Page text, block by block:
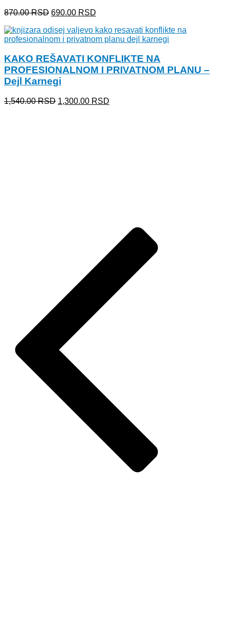
870.00RSD Originalna
je
bila:
690.00 RSD
je:
690.00 RSD.
KAKO REŠAVATI KONFLIKTE NA
PROFESIONALNOM I PRIVATNOM PLANU –
Dejl Karnegi
1,540.00RSD Originalna
1,300.00 RSD